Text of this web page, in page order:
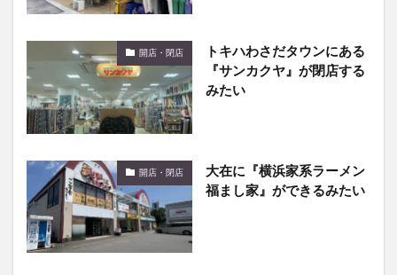
開店・閉店
トキハわさだタウンにある
『サンカクヤ』が閉店する
みたい
開店・閉店
大在に『横浜家系ラーメン
福まし家』ができるみたい